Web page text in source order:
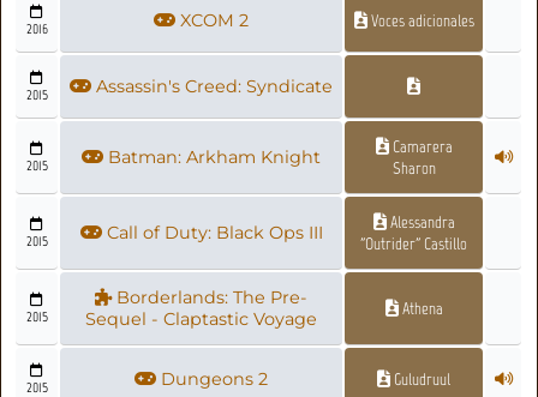
2016 XCOM 2 Voces adicionales
2015 Assassin's Creed: Syndicate
2015 Batman: Arkham Knight
Camarera
Sharon
2015 Call of Duty: Black Ops III
Alessandra
"Outrider" Castillo
2015
Borderlands: The Pre-
Sequel - Claptastic Voyage
Athena
2015 Dungeons 2 Guludruul